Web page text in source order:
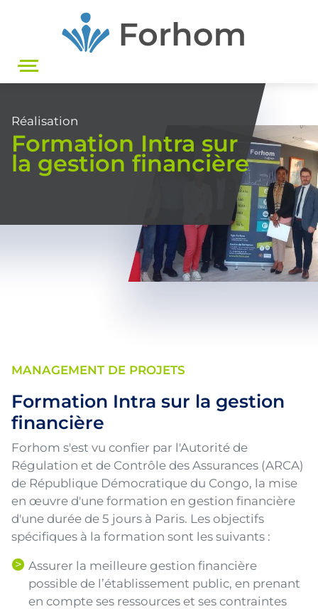
Réalisation
Formation Intra sur
la gestion financière
MANAGEMENT DE PROJETS
Formation Intra sur la gestion
financière
Forhom s'est vu confier par l'Autorité de
Régulation et de Contrôle des Assurances (ARCA)
de République Démocratique du Congo, la mise
en œuvre d'une formation en gestion financière
d'une durée de 5 jours à Paris. Les objectifs
spécifiques à la formation sont les suivants :
Assurer la meilleure gestion financière
possible de l’établissement public, en prenant
en compte ses ressources et ses contraintes